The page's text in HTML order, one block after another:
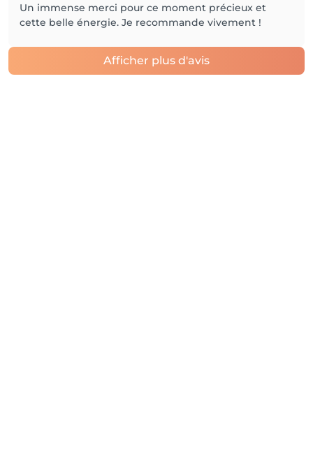
Un immense merci pour ce moment précieux et
cette belle énergie. Je recommande vivement !
Afficher plus d'avis